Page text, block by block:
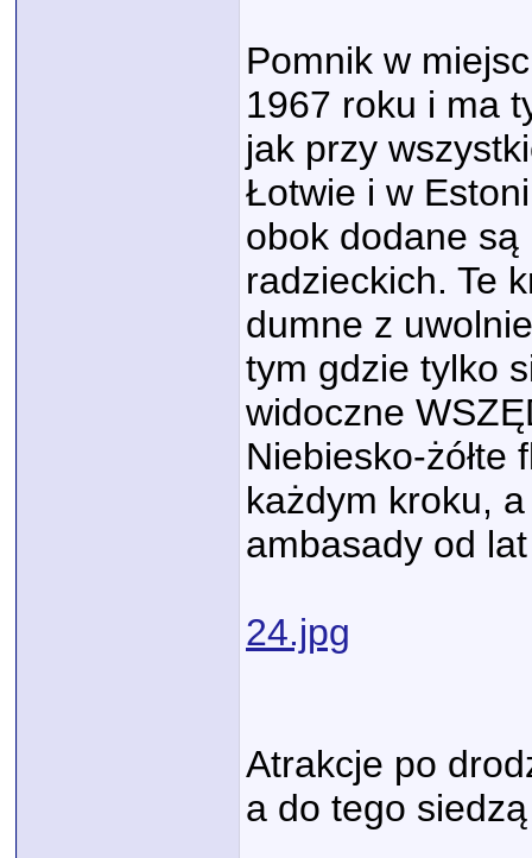
Pomnik w
1967 roku i ma
jak przy
Łotwie i w
obok dodane
radzieckich. Te
dumne z
tym gdzie tylko
widoczne
Niebiesko-żółte
każdym kroku,
ambasady od
24.jpg
Atrakcje po
a do tego